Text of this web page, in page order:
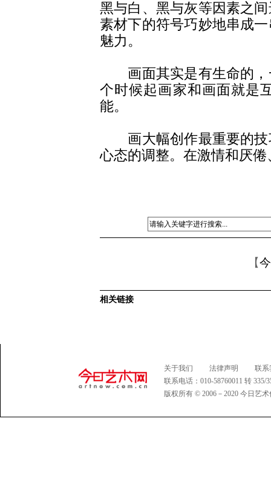
黑与白、黑与灰等因素之
素材下的符号巧妙地串成
魅力。
画面其实是有生命的，
个时候起画家和画面就是
能。
画大幅创作最重要的技
心态的调整。在激情和厌
【
相关链接
关于我们 法律声明
联系
联系电话：010-58760011 转
版权所有 © 2006－2020 今日艺